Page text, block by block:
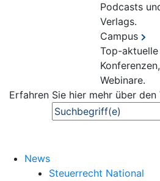
Podcasts
Verlags.
Campus
Top-aktuelle
Webinare.
Erfahren Sie hier mehr über den
Suche
News
Steuerrecht National